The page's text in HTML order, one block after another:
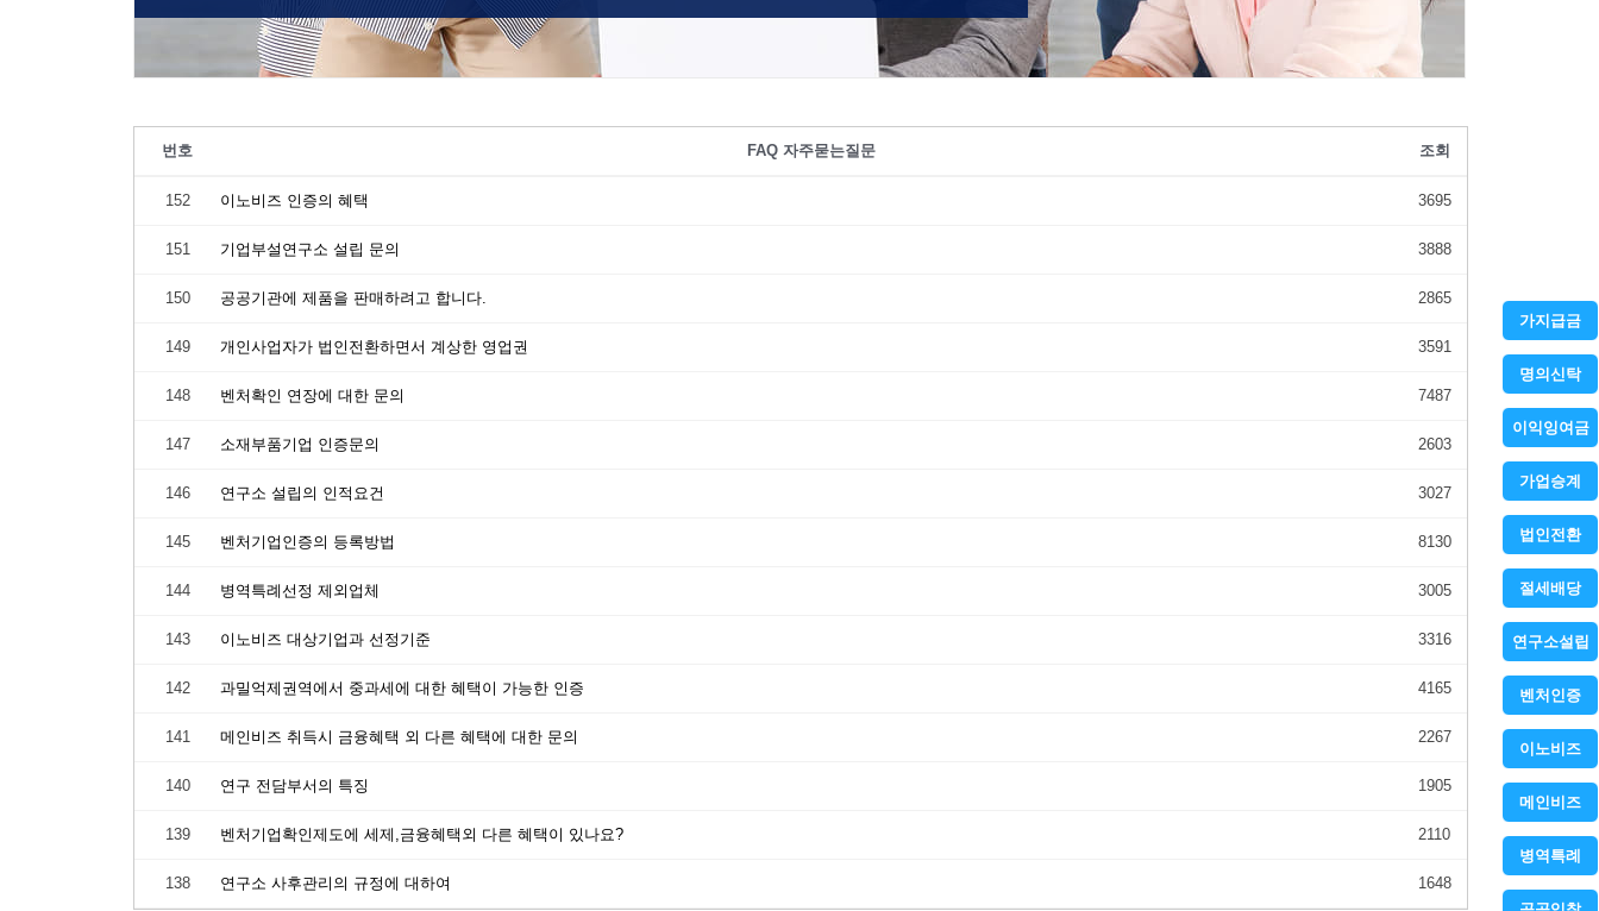
가지급금
명의신탁
이익잉여금
가업승계
법인전환
절세배당
연구소설립
벤처인증
이노비즈
메인비즈
병역특례
번호 FAQ 자주묻는질문 조회
152 이노비즈 인증의 혜택 3695
151 기업부설연구소 설립 문의 3888
150 공공기관에 제품을 판매하려고 합니다. 2865
149 개인사업자가 법인전환하면서 계상한 영업권 3591
148 벤처확인 연장에 대한 문의 7487
147 소재부품기업 인증문의 2603
146 연구소 설립의 인적요건 3027
145 벤처기업인증의 등록방법 8130
144 병역특례선정 제외업체 3005
143 이노비즈 대상기업과 선정기준 3316
142 과밀억제권역에서 중과세에 대한 혜택이 가능한 인증 4165
141 메인비즈 취득시 금융혜택 외 다른 혜택에 대한 문의 2267
140 연구 전담부서의 특징 1905
139 벤처기업확인제도에 세제,금융혜택외 다른 혜택이 있나요? 2110
138 연구소 사후관리의 규정에 대하여 1648